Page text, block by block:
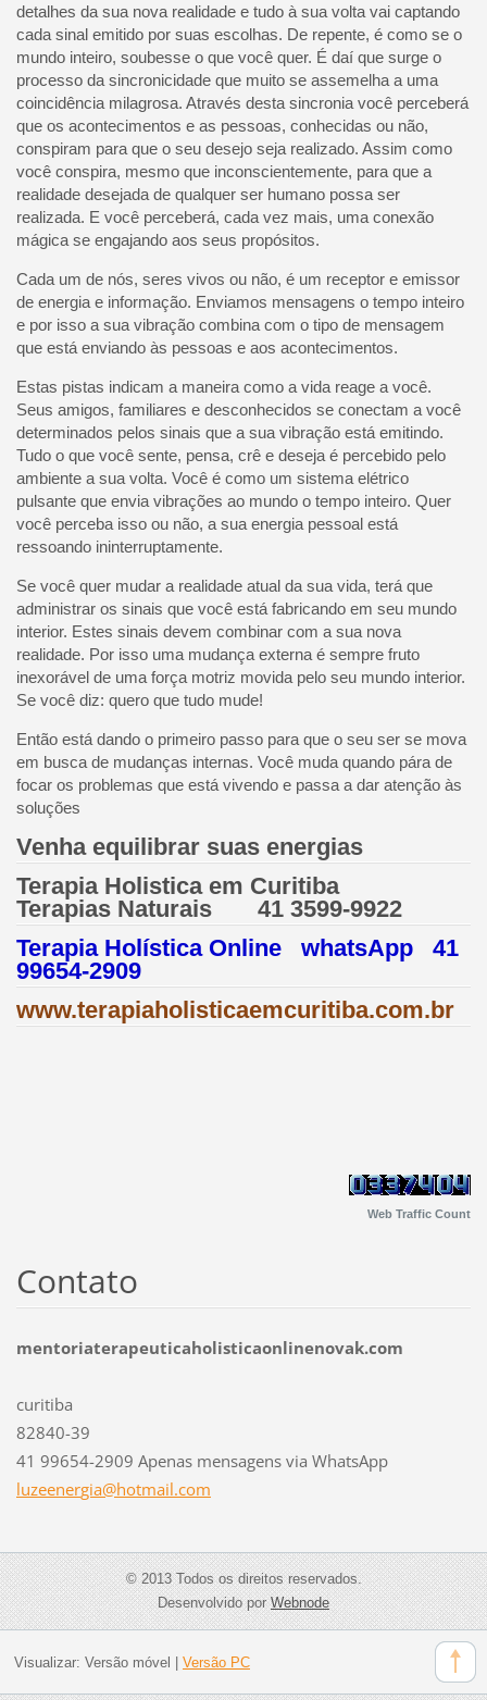
detalhes da sua nova realidade e tudo à sua volta vai captando
cada sinal emitido por suas escolhas. De repente, é como se o
mundo inteiro, soubesse o que você quer. É daí que surge o
processo da sincronicidade que muito se assemelha a uma
coincidência milagrosa. Através desta sincronia você perceberá
que os acontecimentos e as pessoas, conhecidas ou não,
conspiram para que o seu desejo seja realizado. Assim como
você conspira, mesmo que inconscientemente, para que a
realidade desejada de qualquer ser humano possa ser
realizada. E você perceberá, cada vez mais, uma conexão
mágica se engajando aos seus propósitos.
Cada um de nós, seres vivos ou não, é um receptor e emissor
de energia e informação. Enviamos mensagens o tempo inteiro
e por isso a sua vibração combina com o tipo de mensagem
que está enviando às pessoas e aos acontecimentos.
Estas pistas indicam a maneira como a vida reage a você.
Seus amigos, familiares e desconhecidos se conectam a você
determinados pelos sinais que a sua vibração está emitindo.
Tudo o que você sente, pensa, crê e deseja é percebido pelo
ambiente a sua volta. Você é como um sistema elétrico
pulsante que envia vibrações ao mundo o tempo inteiro. Quer
você perceba isso ou não, a sua energia pessoal está
ressoando ininterruptamente.
Se você quer mudar a realidade atual da sua vida, terá que
administrar os sinais que você está fabricando em seu mundo
interior. Estes sinais devem combinar com a sua nova
realidade. Por isso uma mudança externa é sempre fruto
inexorável de uma força motriz movida pelo seu mundo interior.
Se você diz: quero que tudo mude!
Então está dando o primeiro passo para que o seu ser se mova
em busca de mudanças internas. Você muda quando pára de
focar os problemas que está vivendo e passa a dar atenção às
soluções
Venha equilibrar suas energias
Terapia Holistica em Curitiba
Terapias Naturais 41 3599-9922
Terapia Holística Online whatsApp 41
99654-2909
www.terapiaholisticaemcuritiba.com.br
Web Traffic Count
Contato
mentoriaterapeuticaholisticaonlinenovak.com
curitiba
82840-39
41 99654-2909 Apenas mensagens via WhatsApp
luzeenergia@hotmail.com
© 2013 Todos os direitos reservados.
Desenvolvido porWebnode
Visualizar: Versão móvel Versão PC